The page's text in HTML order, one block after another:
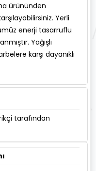
ürününden
Yerli
enerji tasarruflu
Yağışlı
karşı dayanıklı
tarafından